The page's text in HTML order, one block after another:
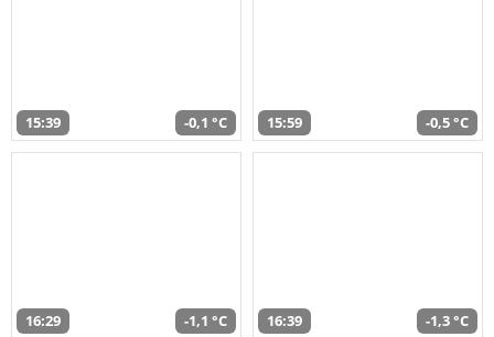
15:39 -0,1 °C 15:59 -0,5 °C
16:29 -1,1 °C 16:39 -1,3 °C